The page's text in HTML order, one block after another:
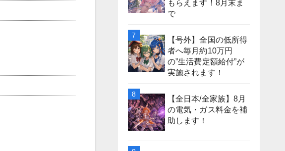
もらえます！8月末ま
で
【号外】全国の低所得
者へ毎月約10万円
の”生活費定額給付”が
実施されます！
【全日本/全家族】8月
の電気・ガス料金を補
助します！